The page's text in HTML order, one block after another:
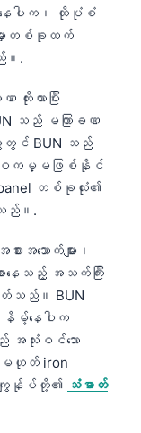
ေပါက၊ ထိုပုံစံ
းတစ်ခုထက်
။.
းလာပြီး
သည် မကြာခဏ
ာတွင် BUN သည်
ဇီဝကမ္မဖြစ်နိုင်
panel တစ်ခုလုံး၏
သည်။.
သောက်များ၊
းနေသည့် အသက်ကြီး
တ်သည်။ BUN
နိမ့်နေပါက
အသုံးဝင်သော
မဟုတ် iron
ကျွန်ုပ်တို့၏ သံဓာတ်